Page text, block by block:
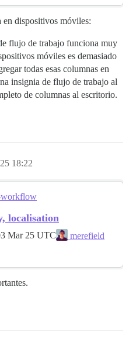
en dispositivos móviles:
flujo de trabajo funciona muy
móviles es demasiado
todas esas columnas en
insignia de flujo de trabajo al
de columnas al escritorio.
18:22
workflow
localisation
Mar 25 UTC
merefield